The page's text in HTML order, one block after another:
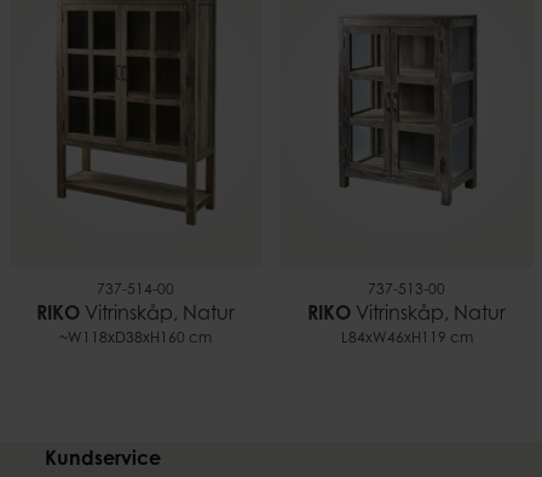
737-514-00
RIKO Vitrinskåp, Natur
~W118xD38xH160 cm
737-513-00
RIKO Vitrinskåp, Natur
L84xW46xH119 cm
Kundservice